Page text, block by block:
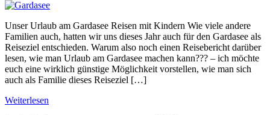
Unser Urlaub am Gardasee Reisen mit Kindern Wie viele andere
Familien auch, hatten wir uns dieses Jahr auch für den Gardasee als
Reiseziel entschieden. Warum also noch einen Reisebericht darüber
lesen, wie man Urlaub am Gardasee machen kann??? – ich möchte
euch eine wirklich günstige Möglichkeit vorstellen, wie man sich
auch als Familie dieses Reiseziel […]
Weiterlesen